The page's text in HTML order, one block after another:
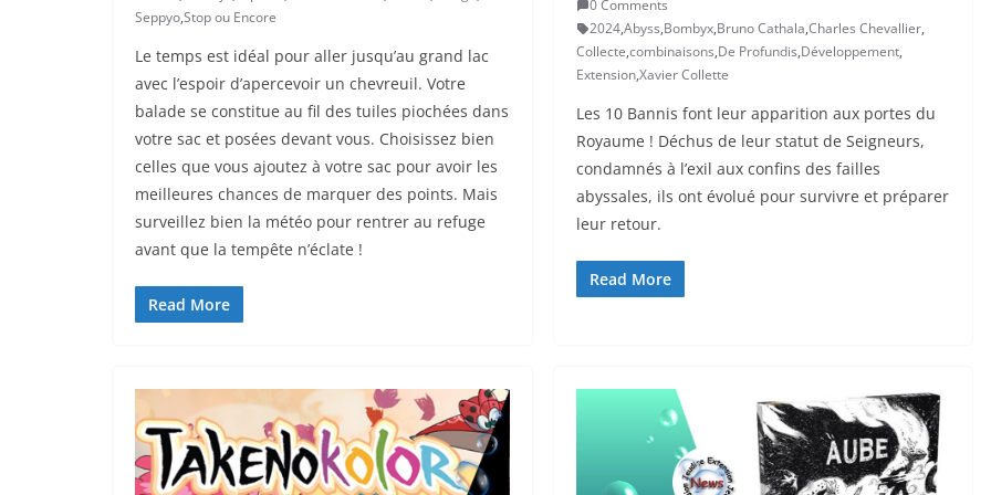
Seppyo,Stop ou Encore
Le temps est idéal pour aller jusqu’au grand lac
avec l’espoir d’apercevoir un chevreuil. Votre
balade se constitue au fil des tuiles piochées dans
votre sac et posées devant vous. Choisissez bien
celles que vous ajoutez à votre sac pour avoir les
meilleures chances de marquer des points. Mais
surveillez bien la météo pour rentrer au refuge
avant que la tempête n’éclate !
Read More
0 Comments
2024,Abyss,Bombyx,Bruno Cathala,Charles Chevallier,
Collecte,combinaisons,De Profundis,Développement,
Extension,Xavier Collette
Les 10 Bannis font leur apparition aux portes du
Royaume ! Déchus de leur statut de Seigneurs,
condamnés à l’exil aux confins des failles
abyssales, ils ont évolué pour survivre et préparer
leur retour.
Read More